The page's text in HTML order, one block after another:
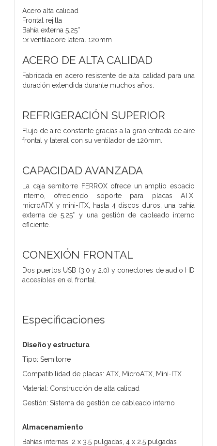
Acero alta calidad
Frontal rejilla
Bahía externa 5.25″
1x ventiladore lateral 120mm
ACERO DE ALTA CALIDAD
Fabricada en acero resistente de alta calidad para una
duración extendida durante muchos años.
REFRIGERACIÓN SUPERIOR
Flujo de aire constante gracias a la gran entrada de aire
frontal y lateral con su ventilador de 120mm.
CAPACIDAD AVANZADA
La caja semitorre FERROX ofrece un amplio espacio
interno, ofreciendo soporte para placas ATX,
microATX y mini-ITX, hasta 4 discos duros, una bahía
externa de 5.25″ y una gestión de cableado interno
eficiente.
CONEXIÓN FRONTAL
Dos puertos USB (3.0 y 2.0) y conectores de audio HD
accesibles en el frontal.
Especificaciones
Diseño y estructura
Tipo: Semitorre
Compatibilidad de placas: ATX, MicroATX, Mini-ITX
Material: Construcción de alta calidad
Gestión: Sistema de gestión de cableado interno
Almacenamiento
Bahías internas: 2 x 3.5 pulgadas, 4 x 2.5 pulgadas